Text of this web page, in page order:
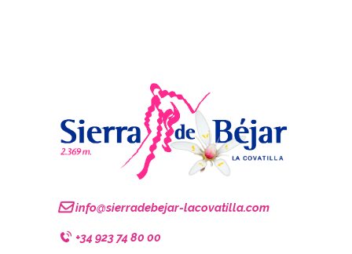
info@sierradebejar-lacovatilla.com
+34 923 74 80 00